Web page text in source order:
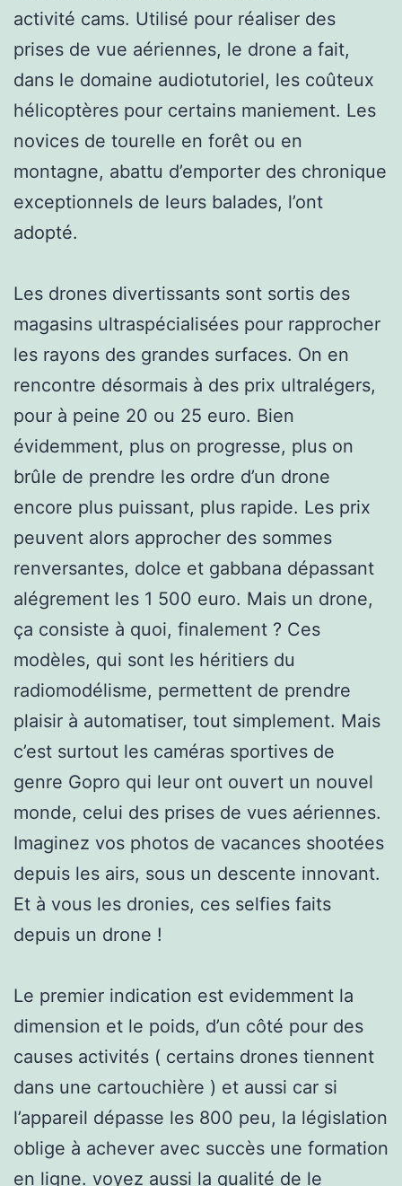
activité cams. Utilisé pour réaliser des
prises de vue aériennes, le drone a fait,
dans le domaine audiotutoriel, les coûteux
hélicoptères pour certains maniement. Les
novices de tourelle en forêt ou en
montagne, abattu d’emporter des chronique
exceptionnels de leurs balades, l’ont
adopté.
Les drones divertissants sont sortis des
magasins ultraspécialisées pour rapprocher
les rayons des grandes surfaces. On en
rencontre désormais à des prix ultralégers,
pour à peine 20 ou 25 euro. Bien
évidemment, plus on progresse, plus on
brûle de prendre les ordre d’un drone
encore plus puissant, plus rapide. Les prix
peuvent alors approcher des sommes
renversantes, dolce et gabbana dépassant
alégrement les 1 500 euro. Mais un drone,
ça consiste à quoi, finalement ? Ces
modèles, qui sont les héritiers du
radiomodélisme, permettent de prendre
plaisir à automatiser, tout simplement. Mais
c’est surtout les caméras sportives de
genre Gopro qui leur ont ouvert un nouvel
monde, celui des prises de vues aériennes.
Imaginez vos photos de vacances shootées
depuis les airs, sous un descente innovant.
Et à vous les dronies, ces selfies faits
depuis un drone !
Le premier indication est evidemment la
dimension et le poids, d’un côté pour des
causes activités ( certains drones tiennent
dans une cartouchière ) et aussi car si
l’appareil dépasse les 800 peu, la législation
oblige à achever avec succès une formation
en ligne. voyez aussi la qualité de le